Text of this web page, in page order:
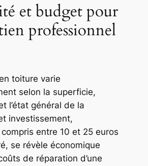
et budget pour
professionnel
toiture varie
selon la superficie,
l’état général de la
investissement,
entre 10 et 25 euros
se révèle économique
de réparation d’une